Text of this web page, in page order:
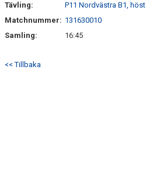
Tävling:
P11 Nordvästra B1, höst
Matchnummer: 131630010
Samling:
16:45
<< Tillbaka